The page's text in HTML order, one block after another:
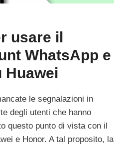
usare il
WhatsApp e
Huawei
le segnalazioni in
degli utenti che hanno
questo punto di vista con il
e Honor. A tal proposito, la